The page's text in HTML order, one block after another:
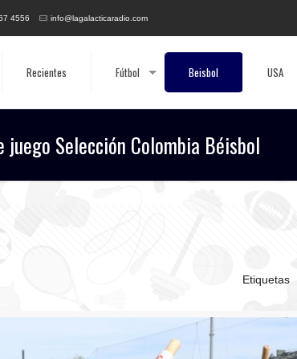
4556 info@lagalacticaradio.com
Recientes Fútbol Beisbol USA
juego Selección Colombia Béisbol
Etiquetas